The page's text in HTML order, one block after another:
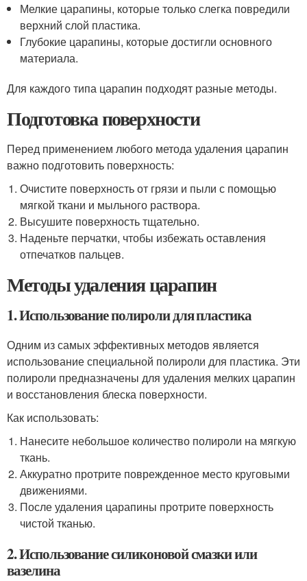
Мелкие царапины, которые только слегка повредили
верхний слой пластика.
Глубокие царапины, которые достигли основного
материала.
Для каждого типа царапин подходят разные методы.
Подготовка поверхности
Перед применением любого метода удаления царапин
важно подготовить поверхность:
Очистите поверхность от грязи и пыли с помощью
мягкой ткани и мыльного раствора.
Высушите поверхность тщательно.
Наденьте перчатки, чтобы избежать оставления
отпечатков пальцев.
Методы удаления царапин
1. Использование полироли для пластика
Одним из самых эффективных методов является
использование специальной полироли для пластика. Эти
полироли предназначены для удаления мелких царапин
и восстановления блеска поверхности.
Как использовать:
Нанесите небольшое количество полироли на мягкую
ткань.
Аккуратно протрите поврежденное место круговыми
движениями.
После удаления царапины протрите поверхность
чистой тканью.
2. Использование силиконовой смазки или
вазелина